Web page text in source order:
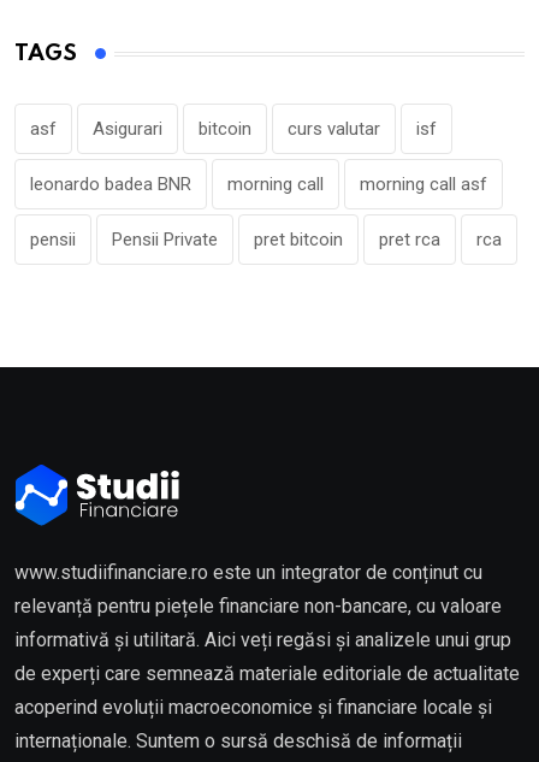
TAGS
asf Asigurari bitcoin curs valutar isf
leonardo badea BNR morning call morning call asf
pensii Pensii Private pret bitcoin pret rca rca
www.studiifinanciare.ro este un integrator de conținut cu
relevanță pentru piețele financiare non-bancare, cu valoare
informativă și utilitară. Aici veți regăsi și analizele unui grup
de experți care semnează materiale editoriale de actualitate
acoperind evoluții macroeconomice și financiare locale și
internaționale. Suntem o sursă deschisă de informații